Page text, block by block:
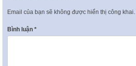
Email của bạn sẽ không được hiển thị công khai.
Bình luận *